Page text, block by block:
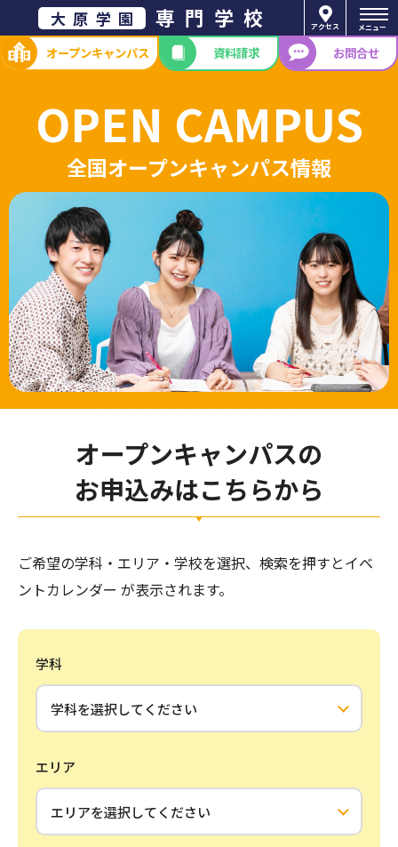
大原学園 専門学校 アクセス メニュー
オープンキャンパス 資料請求 お問合せ
OPEN CAMPUS
全国オープンキャンパス情報
オープンキャンパスの
お申込みはこちらから
ご希望の学科・エリア・学校を選択、検索を押すとイベ
ントカレンダー が表示されます。
学科
エリア